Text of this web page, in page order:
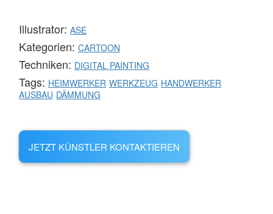
Illustrator: ASE
Kategorien: CARTOON
Techniken: DIGITAL PAINTING
Tags: HEIMWERKER WERKZEUG HANDWERKER
AUSBAU DÄMMUNG
JETZT KÜNSTLER KONTAKTIEREN